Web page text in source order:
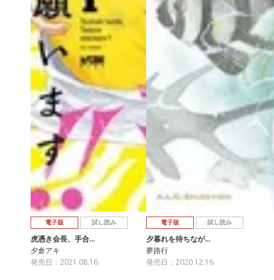
電子版 試し読み
虎憑き会長、手合…
夕倉アキ
発売日：2021.08.16
電子版 試し読み
夕暮れを待ちなが…
夢路行
発売日：2020.12.16